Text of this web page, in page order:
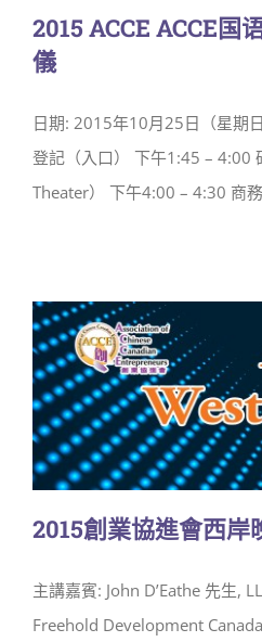
2015 ACCE ACCE国
儀
日期: 2015年10月25日（星期
登記（入口） 下午1:45 – 4:00
Theater） 下午4:00 – 4:30 商
2015創業協進會西岸
主講嘉賓: John D’Eathe 先生,
Freehold Development